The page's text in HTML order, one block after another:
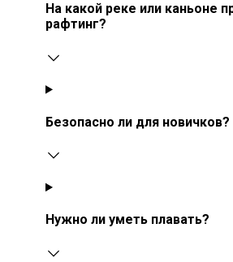
На какой реке или каньоне
рафтинг?
Безопасно ли для новичков?
Нужно ли уметь плавать?